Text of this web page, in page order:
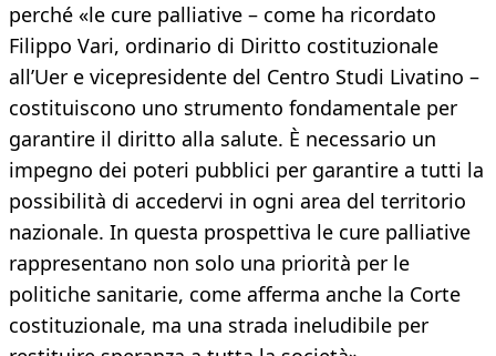
perché «le cure palliative – come ha ricordato
Filippo Vari, ordinario di Diritto costituzionale
all’Uer e vicepresidente del Centro Studi Livatino –
costituiscono uno strumento fondamentale per
garantire il diritto alla salute. È necessario un
impegno dei poteri pubblici per garantire a tutti la
possibilità di accedervi in ogni area del territorio
nazionale. In questa prospettiva le cure palliative
rappresentano non solo una priorità per le
politiche sanitarie, come afferma anche la Corte
costituzionale, ma una strada ineludibile per